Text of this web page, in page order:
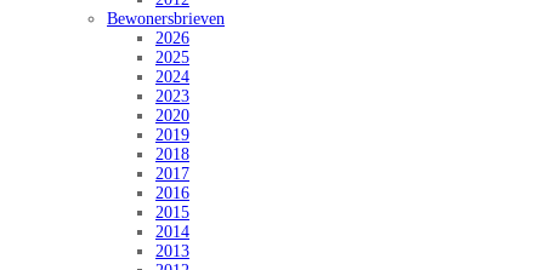
Bewonersbrieven
2026
2025
2024
2023
2020
2019
2018
2017
2016
2015
2014
2013